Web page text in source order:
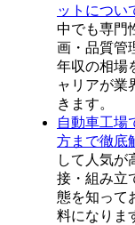
ットについ
中でも専門
画・品質管
年収の相場
ャリアが業
きます。
自動車工場
方まで徹底
して人気が
接・組み立
態を知って
料になりま